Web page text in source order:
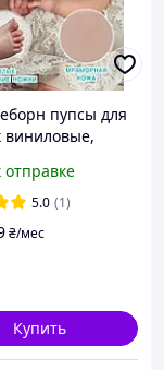
пупсы для
виниловые,
и аксессуарами
мягкая
отправке
5.0 (1)
₴/мес
Купить